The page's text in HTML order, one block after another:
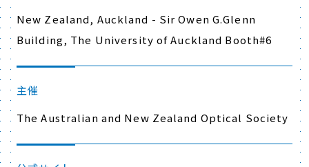
New Zealand, Auckland - Sir Owen G.Glenn
Building, The University of Auckland Booth#6
主催
The Australian and New Zealand Optical Society